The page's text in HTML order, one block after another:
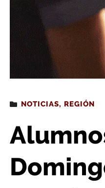
Estás leyendo:
NOTICIAS, REGIÓN